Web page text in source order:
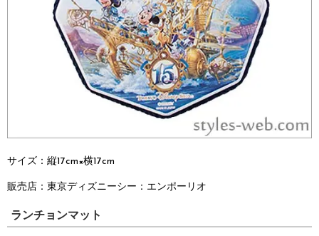
サイズ：縦17cm×横17cm
販売店： 東京ディズニーシー： エンポーリオ
ランチョンマット